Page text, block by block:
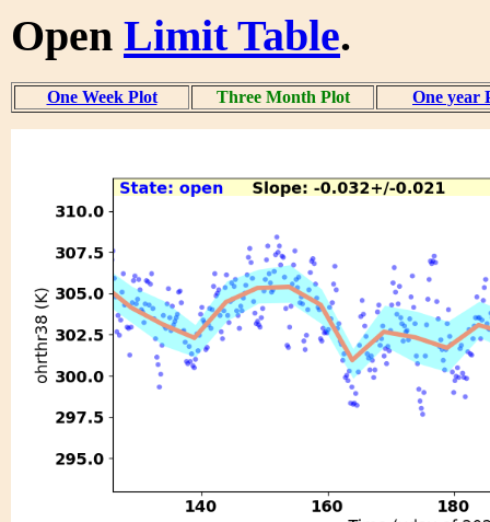
Open Limit Table.
One Week Plot Three Month Plot One year